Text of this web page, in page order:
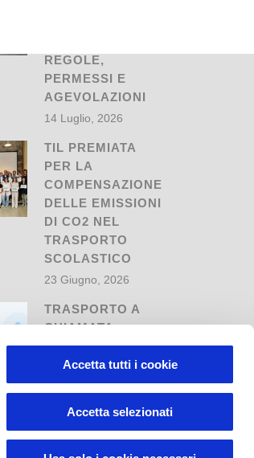
Accetta tutti i cookie
Accetta selezionati
REGOLE,
PERMESSI E
AGEVOLAZIONI
14 Luglio, 2026
TIL PREMIATA
PER LA
COMPENSAZIONE
DELLE EMISSIONI
DI CO2 NEL
TRASPORTO
SCOLASTICO
23 Giugno, 2026
TRASPORTO A
CHIAMATA
DIURNO E
NOTTURNO A
REGGIO EMILIA:
TELEBUS
CASINA